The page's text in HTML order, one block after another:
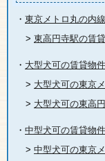
・ 東京メトロ丸の内
> 東高円寺駅の賃
・ 大型犬可の賃貸物
> 大型犬可の東京
> 大型犬可の東高
・ 中型犬可の賃貸物
> 中型犬可の東京